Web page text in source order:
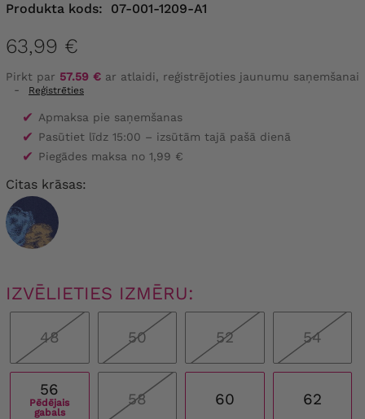
Produkta kods: 07-001-1209-A1
63,99 €
Pirkt par 57.59 € ar atlaidi, reģistrējoties jaunumu saņemšanai
-
Reģistrēties
✔ Apmaksa pie saņemšanas
✔ Pasūtiet līdz 15:00 – izsūtām tajā pašā dienā
✔ Piegādes maksa no 1,99 €
Citas krāsas:
IZVĒLIETIES IZMĒRU:
48 50 52 54
56
Pēdējais
gabals
58 60 62